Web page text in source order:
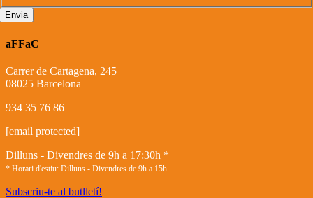
aFFaC
Carrer de Cartagena, 245
08025 Barcelona
934 35 76 86
[email protected]
Dilluns - Divendres de 9h a 17:30h *
* Horari d'estiu: Dilluns - Divendres de 9h a 15h
Subscriu-te al butlletí!